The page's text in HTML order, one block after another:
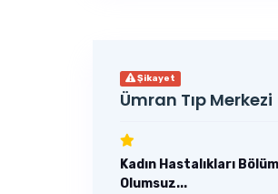
Şikayet
Ümran Tıp Merkezi
Kadın Hastalıkları
Olumsuz...